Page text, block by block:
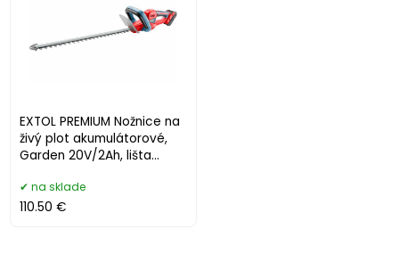
EXTOL PREMIUM Nožnice na
živý plot akumulátorové,
Garden 20V/2Ah, lišta
na sklade
110.50 €